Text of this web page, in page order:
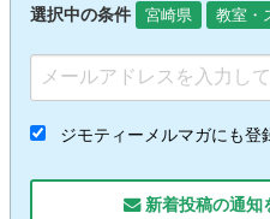
選択中の条件 宮崎県 教室・
ジモティーメルマガにも登
新着投稿の通知